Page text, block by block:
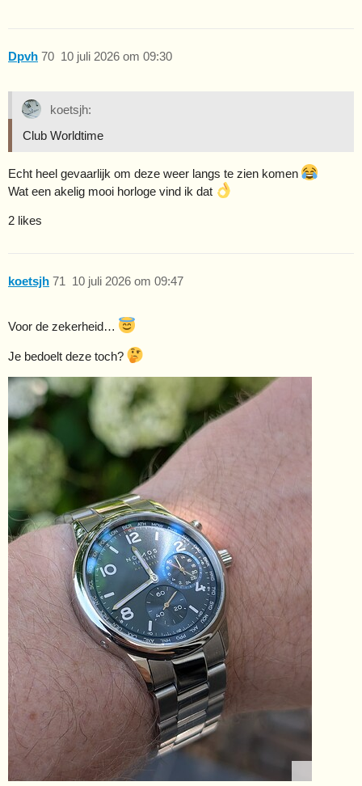
Dpvh 10 juli 2026 om 09:30
70
koetsjh:
Club Worldtime
Echt heel gevaarlijk om deze weer langs te zien komen
Wat een akelig mooi horloge vind ik dat
2 likes
koetsjh 10 juli 2026 om 09:47
71
Voor de zekerheid…
Je bedoelt deze toch?